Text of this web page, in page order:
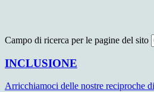
Campo di ricerca per le pagine del sito
INCLUSIONE
Arricchiamoci delle nostre reciproche